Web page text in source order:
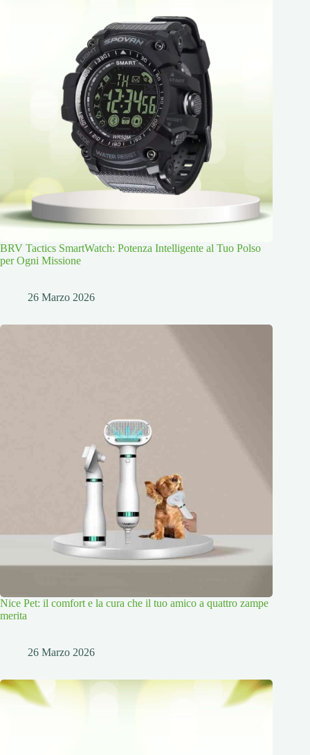
BRV Tactics SmartWatch: Potenza Intelligente al Tuo Polso
per Ogni Missione
26 Marzo 2026
Nice Pet: il comfort e la cura che il tuo amico a quattro zampe
merita
26 Marzo 2026